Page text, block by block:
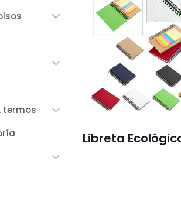
Libreta
termos